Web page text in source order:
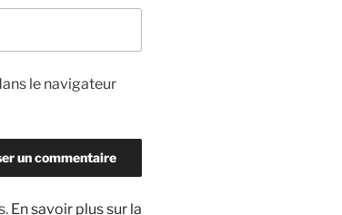
le navigateur
En savoir plus sur la